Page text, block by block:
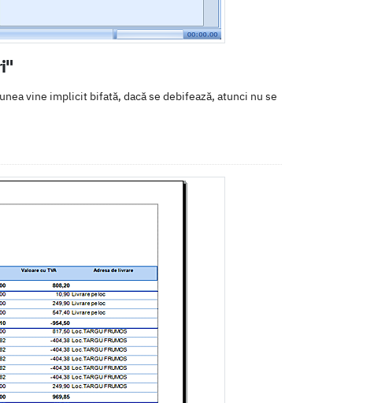
vine implicit bifată, dacă se debifează, atunci nu se